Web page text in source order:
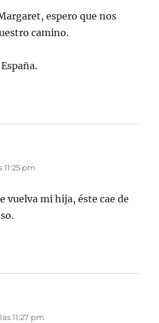
espero que nos
camino.
pm
vuelva mi hija, éste cae de
11:27 pm